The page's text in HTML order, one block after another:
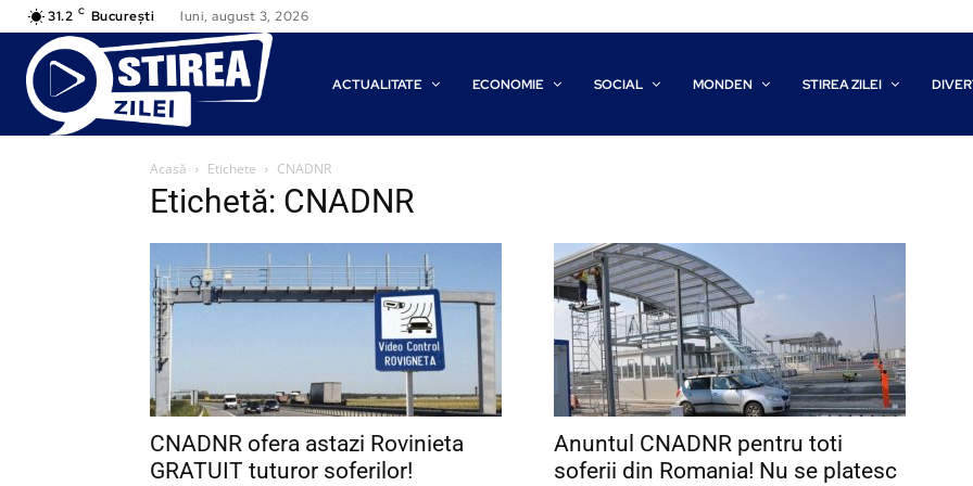
31.2 C București luni, august 3, 2026
ACTUALITATE ECONOMIE SOCIAL MONDEN STIREA ZILEI
Acasă Etichete CNADNR
Etichetă: CNADNR
CNADNR ofera astazi Rovinieta
GRATUIT tuturor soferilor!
Anuntul CNADNR pentru toti
soferii din Romania! Nu se platesc